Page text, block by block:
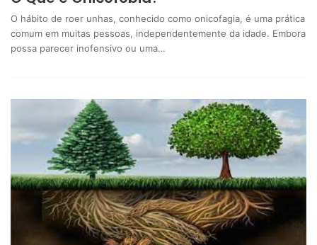
O hábito de roer unhas, conhecido como onicofagia, é uma prática
comum em muitas pessoas, independentemente da idade. Embora
possa parecer inofensivo ou uma…